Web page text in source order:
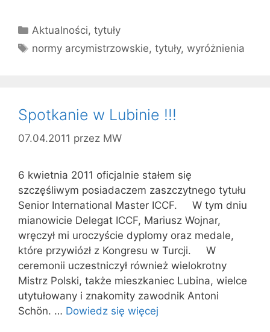
Kategorie
Aktualności,tytuły
Tagi
normy arcymistrzowskie,tytuły,wyróżnienia
Spotkanie w Lubinie !!!
07.04.2011 przez MW
6 kwietnia 2011 oficjalnie stałem się
szczęśliwym posiadaczem zaszczytnego tytułu
Senior International Master ICCF. W tym dniu
mianowicie Delegat ICCF, Mariusz Wojnar,
wręczył mi uroczyście dyplomy oraz medale,
które przywiózł z Kongresu w Turcji. W
ceremonii uczestniczył również wielokrotny
Mistrz Polski, także mieszkaniec Lubina, wielce
utytułowany i znakomity zawodnik Antoni
Schön. … Dowiedz się więcej